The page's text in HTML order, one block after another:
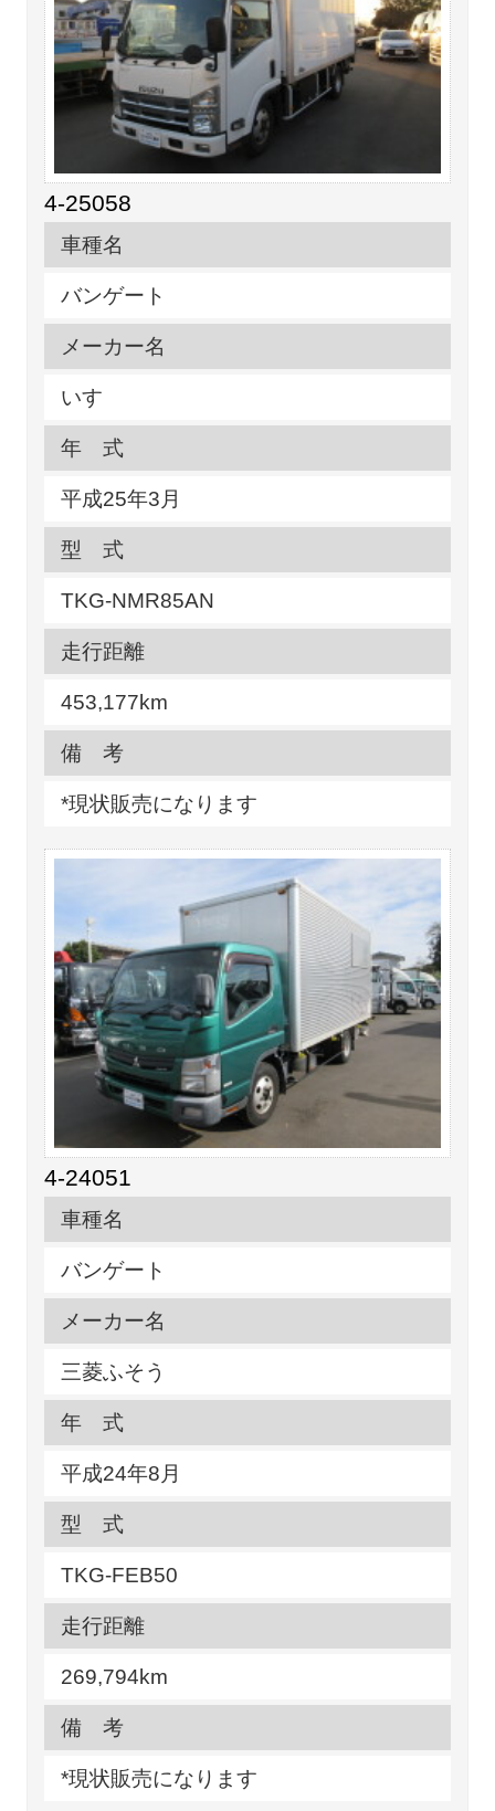
4-25058
車種名
バンゲート
メーカー名
いすゞ
年 式
平成25年3月
型 式
TKG-NMR85AN
走行距離
453,177km
備 考
*現状販売になります
4-24051
車種名
バンゲート
メーカー名
三菱ふそう
年 式
平成24年8月
型 式
TKG-FEB50
走行距離
269,794km
備 考
*現状販売になります